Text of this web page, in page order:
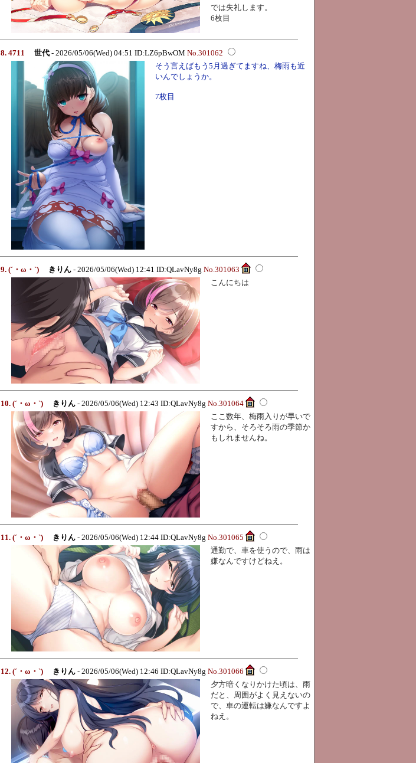
では失礼します。
6枚目
8. 4711 世代 - 2026/05/06(Wed) 04:51 ID:LZ6pBwOM No.301062
そう言えばもう5月過ぎてますね、梅雨も近
いんでしょうか。
7枚目
9. (´・ω・`) きりん - 2026/05/06(Wed) 12:41 ID:QLavNy8g No.301063
こんにちは
10. (´・ω・`) きりん - 2026/05/06(Wed) 12:43 ID:QLavNy8g No.301064
ここ数年、梅雨入りが早いで
すから、そろそろ雨の季節か
もしれませんね。
11. (´・ω・`) きりん - 2026/05/06(Wed) 12:44 ID:QLavNy8g No.301065
通勤で、車を使うので、雨は
嫌なんですけどねえ。
12. (´・ω・`) きりん - 2026/05/06(Wed) 12:46 ID:QLavNy8g No.301066
夕方暗くなりかけた頃は、雨
だと、周囲がよく見えないの
で、車の運転は嫌なんですよ
ねえ。